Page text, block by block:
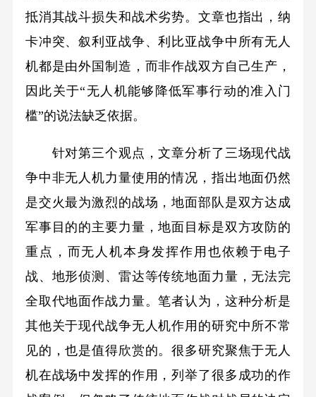
抵消其战斗损失和战术劣势。文章也指出，纳
卡冲突、叙利亚战争、利比亚战争中所有无人
机都是由外国制造，而非作战双方自己生产，
因此关于“无人机能够降低军事行动的准入门
槛”的说法缺乏依据。
针对第三个观点，文章分析了三场现代战
争中非无人机力量使用的情况，指出地面仍然
是交火最为激烈的战场，地面部队是双方达成
军事目的的主要力量，地面目标是双方攻防的
重点，而无人机本身发挥作用也依赖于电子
战、地形侦测、雷达等传统地面力量，无法完
全取代地面作战力量。笔者认为，这种分析是
其他关于现代战争无人机作用的研究中所不常
见的，也是值得欣赏的。很多研究聚焦于无人
机在战场中发挥的作用，列举了很多成功的作